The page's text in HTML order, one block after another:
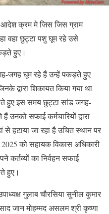
क्रम मे जिस जिस ग्राम
वहा छुट्टा पशु घूम रहे उसे
हुए।
जगह घूम रहे हैं उन्हें पकड़ते हुए
द्वारा शिकायत किया गया था
हुए इस समय छुट्टा सांड जगह-
सफाई कर्मचारियों द्वारा
से हटाया जा रहा है उचित स्थान पर
को सहायक विकास अधिकारी
का निर्वहन सफाई
हुए।
गुलाब चौरसिया सुनील कुमार
जान मोहम्मद असलम श्री कृष्णा